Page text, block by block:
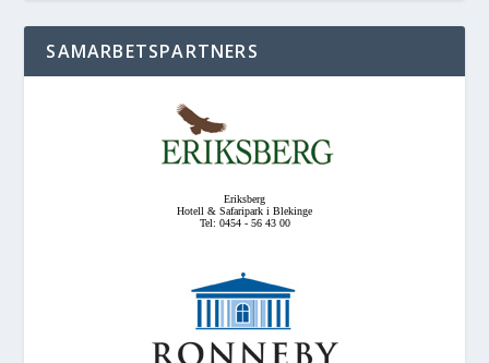
SAMARBETSPARTNERS
Eriksberg
Hotell & Safaripark i Blekinge
Tel: 0454 - 56 43 00